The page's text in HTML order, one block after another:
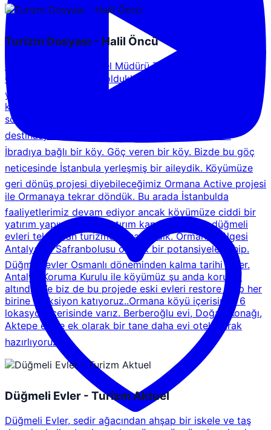
Turizm Dosyası - Halil Öncü
Ormana Active'in Genel Müdürü Tolga Özgüven aslen
Ormanalı olan bir aile olduklarını ifade ederek, yaptıkları
yatırımlar ile bölgeye bir değer kazandırdıklarını ve bu
kazanımlara da köylülerin büyük destek verdiğini
söyleyerek, Ormananın Antalyanın yeni bir turizm
destinasyonu hale geldiğini ifade ediyor:  Ormana
İbradıya bağlı bir köy. Göç veren bir köy. Bizde bu göç
neticesinde İstanbula yerleşmiş bir aileydik. Köyümüze
geri dönüş projesi diyebileceğimiz Ormana Active projesi
ile Ormanaya tekrar döndük. Bu arada İstanbulda
faaliyetlerimiz devam ediyor ancak köyümüze ciddi bir
yatırım yapıyoruz. Bu yatırım kapsamında da düğmeli
evleri tekrardan turizme kazandırdık. Ormana bölgesi
Antalyanın Safranbolusu olacak bir potansiyele sahip.
Düğmeli evler Osmanlı döneminden kalma tarihi evler.
Antalya Koruma Kurulu ile köyümüz şu anda koruma
altında. Ve biz de bu projede eski evleri restore edip her
birine fonksiyon katıyoruz..Ormana köyü içerisinde 6
lokasyon içerisinde varız. Berberoğlu evi, Doğan Konağı,
Aktepe evine ek olarak bir tane daha evi otel olarak
hazırlıyoruz
Düğmeli Evler - Turizm Aktuel
Düğmeli Evler, sedir ağacından ahşap bir iskele ve taş